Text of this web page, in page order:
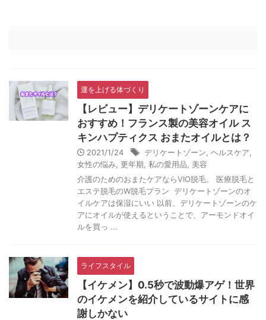
運を上げる体づくり
【レビュー】デリケートゾーンケアに
おすすめ！フランス製の美容オイル ス
キンハプティクス おまたオイルとは？
2021/1/24 デリケートゾーン ヘルスケア
女性の悩み 更年期 私の愛用品
美容
介護のためのおまたケアならVIO脱毛。 医療脱毛と
エステ脱毛のW脱毛プラン デリケートゾーンのオ
イルケアは保湿にいい 以前、デリケートゾーンのケ
アにオイルが使えるということで、アーモンドオイ
ルを買っ ...
ライフスタイル
【イケメン】0.5秒で波動爆アゲ！世界
のイケメンを紹介しているサイトに感
謝しかない